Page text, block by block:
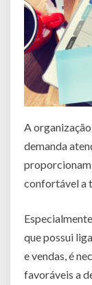
A
demanda
proporcionam
confortável a
que possui
e vendas, é
favoráveis a